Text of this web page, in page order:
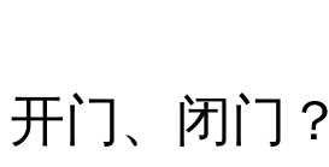
开门、闭门？